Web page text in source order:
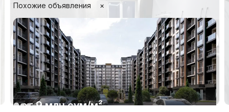
Похожие объявления ×
от9 млн сум/м²
1/6